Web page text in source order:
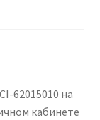
62015010 на
кабинете